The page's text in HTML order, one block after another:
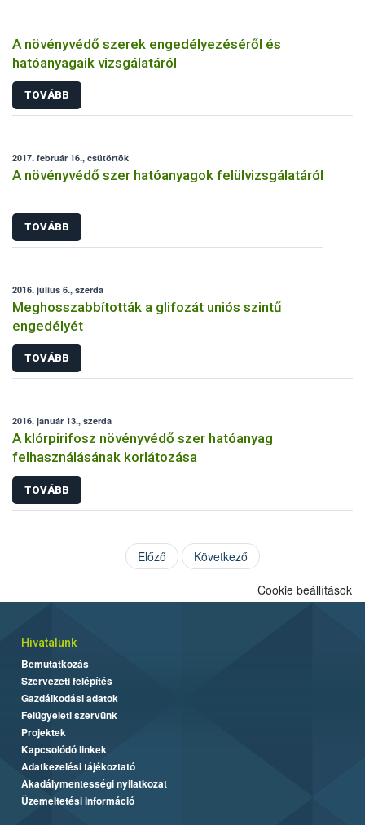
A növényvédő szerek engedélyezéséről és
hatóanyagaik vizsgálatáról
TOVÁBB
2017. február 16., csütörtök
A növényvédő szer hatóanyagok felülvizsgálatáról
TOVÁBB
2016. július 6., szerda
Meghosszabbították a glifozát uniós szintű
engedélyét
TOVÁBB
2016. január 13., szerda
A klórpirifosz növényvédő szer hatóanyag
felhasználásának korlátozása
TOVÁBB
Előző Következő
Cookie beállítások
Hivatalunk
Bemutatkozás
Szervezeti felépítés
Gazdálkodási adatok
Felügyeleti szervünk
Projektek
Kapcsolódó linkek
Adatkezelési tájékoztató
Akadálymentességi nyilatkozat
Üzemeltetési információ